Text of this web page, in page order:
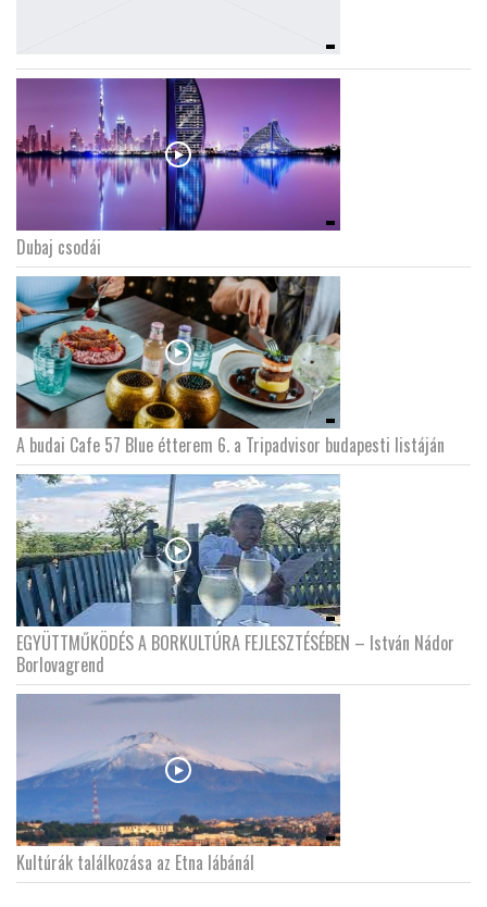
Dubaj csodái
A budai Cafe 57 Blue étterem 6. a Tripadvisor budapesti listáján
EGYÜTTMŰKÖDÉS A BORKULTÚRA FEJLESZTÉSÉBEN – István Nádor
Borlovagrend
Kultúrák találkozása az Etna lábánál